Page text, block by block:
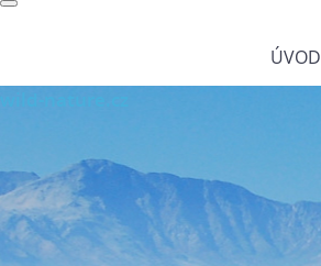
ÚVOD